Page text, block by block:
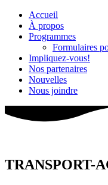
Accueil
À propos
Programmes
Formulaires
Impliquez-vous!
Nos partenaires
Nouvelles
Nous joindre
TRANSPORT-